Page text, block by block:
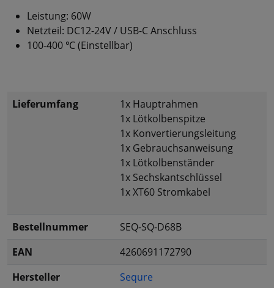
Leistung: 60W
Netzteil: DC12-24V / USB-C Anschluss
100-400 ℃ (Einstellbar)
Lieferumfang
1x Hauptrahmen
1x Lötkolbenspitze
1x Konvertierungsleitung
1x Gebrauchsanweisung
1x Lötkolbenständer
1x Sechskantschlüssel
1x XT60 Stromkabel
Bestellnummer
SEQ-SQ-D68B
EAN
4260691172790
Hersteller
Sequre